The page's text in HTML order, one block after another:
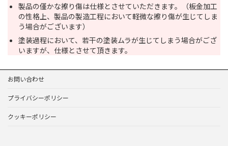
製品の僅かな擦り傷は仕様とさせていただきます。（板金加工
の性格上、製品の製造工程において軽微な擦り傷が生じてしま
う場合がございます）
塗装過程において、若干の塗装ムラが生じてしまう場合がござ
いますが、仕様とさせて頂きます。
お問い合わせ
プライバシーポリシー
クッキーポリシー